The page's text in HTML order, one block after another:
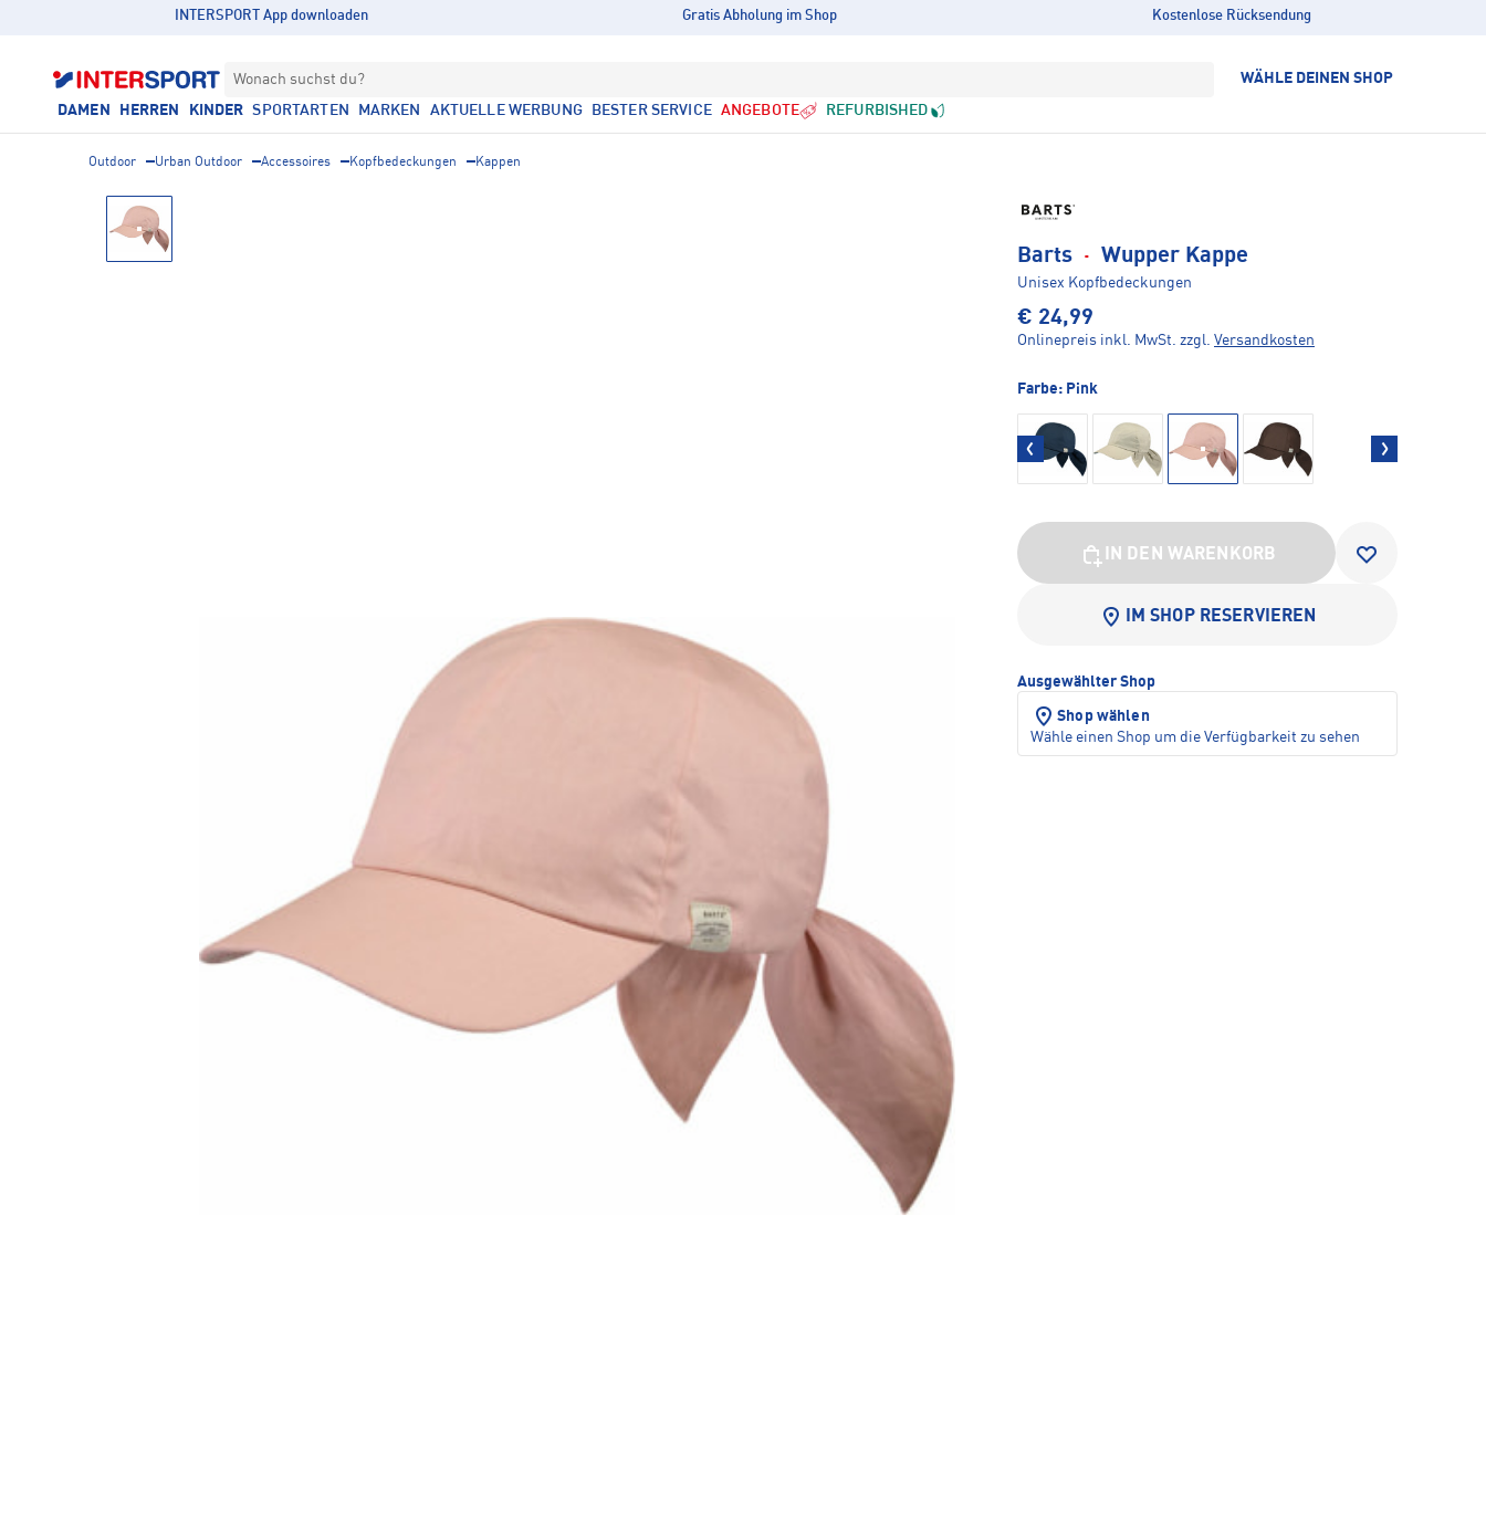
INTERSPORT App downloaden Gratis Abholung im Shop Kostenlose Rücksendung
Wonach suchst du? WÄHLE DEINEN SHOP
DAMEN HERREN KINDER SPORTARTEN MARKEN AKTUELLE WERBUNG BESTER SERVICE ANGEBOTE REFURBISHED
Outdoor Urban Outdoor Accessoires Kopfbedeckungen Kappen
Barts · Wupper Kappe
Unisex Kopfbedeckungen
€ 24,99
Onlinepreis inkl. MwSt. zzgl. Versandkosten
Farbe: Pink
IN DEN WARENKORB
IM SHOP RESERVIEREN
Ausgewählter Shop
Shop wählen
Wähle einen Shop um die Verfügbarkeit zu sehen